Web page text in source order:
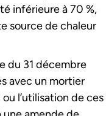
inférieure à 70 %,
source de chaleur
du 31 décembre
avec un mortier
l’utilisation de ces